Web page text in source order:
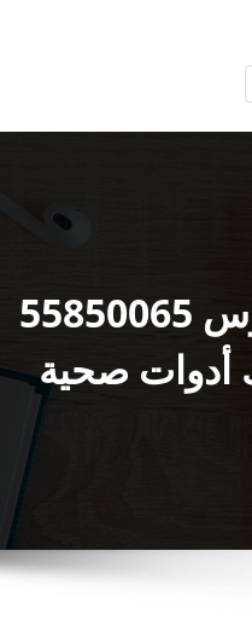
فني صحي الفردوس 55850065
صحية